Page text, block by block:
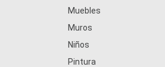
Muebles
Muros
Niños
Pintura